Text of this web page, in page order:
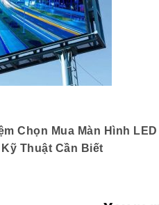
Chọn Mua Màn Hình LED
Thuật Cần Biết